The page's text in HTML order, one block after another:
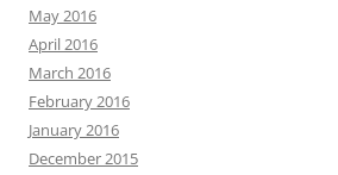
May 2016
April 2016
March 2016
February 2016
January 2016
December 2015